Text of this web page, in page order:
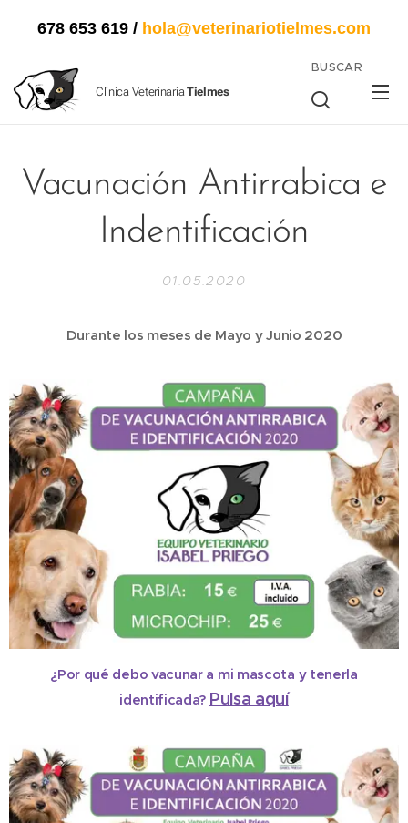
678 653 619 / hola@veterinariotielmes.com
Clínica Veterinaria Tielmes
BUSCAR
Vacunación Antirrabica e
Indentificación
01.05.2020
Durante los meses de Mayo y Junio 2020
¿Por qué debo vacunar a mi mascota y tenerla
identificada? Pulsa aquí